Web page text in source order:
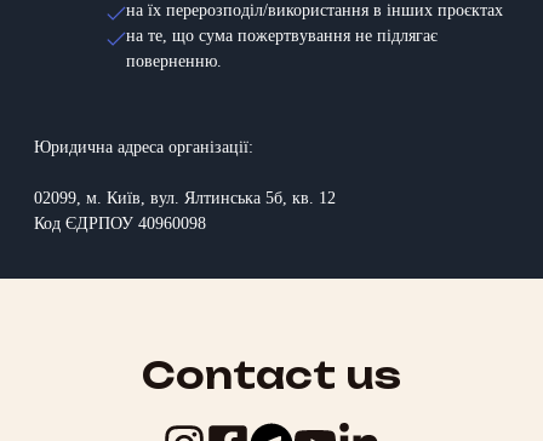
на їх перерозподіл/використання в інших проєктах
на те, що сума пожертвування не підлягає
поверненню.
Юридична адреса організації:
02099, м. Київ, вул. Ялтинська 5б, кв. 12
Код ЄДРПОУ 40960098
Contact us